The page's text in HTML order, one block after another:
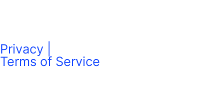
Privacy |
Terms of Service